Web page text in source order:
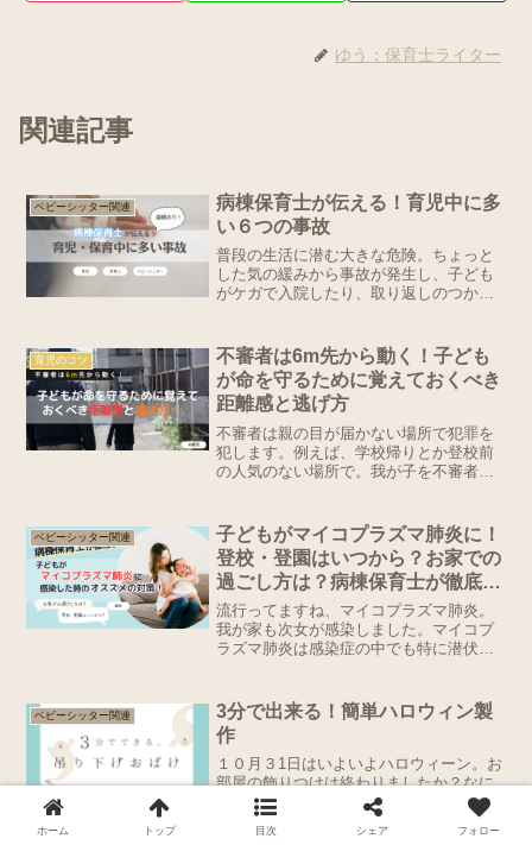
ゆう：保育士ライター
関連記事
ベビーシッター関連
病棟保育士が伝える！育児中に多
い６つの事故
普段の生活に潜む大きな危険。ちょっと
した気の緩みから事故が発生し、子ども
がケガで入院したり、取り返しのつかな
して気をつけるポイントをお伝えしてい
きます。油断した時に発生...
育児のコツ
不審者は6m先から動く！子ども
が命を守るために覚えておくべき
距離感と逃げ方
不審者は親の目が届かない場所で犯罪を
犯します。例えば、学校帰りとか登校前
の人気のない場所で。我が子を不審者か
二人の娘を持つシンママという立場の私
から、子どもの不審者対策...
ベビーシッター関連
子どもがマイコプラズマ肺炎に！
登校・登園はいつから？お家での
過ごし方は？病棟保育士が徹底解
説！
流行ってますね、マイコプラズマ肺炎。
我が家も次女が感染しました。マイコプ
ラズマ肺炎は感染症の中でも特に潜伏期
され、３８℃以上の高熱が続くことも。
毎晩子どもがつらそうな咳...
ベビーシッター関連
3分で出来る！簡単ハロウィン製
作
１０月３1日はいよいよハロウィーン。お
部屋の飾りつけは終わりましたか？なに
かと忙しい日々だから用意する時間もな
かったり、せっかくだから子ども達と作
りたいけど、腕に自信がなかったり…そ
ホーム トップ 目次 シェア フォロー